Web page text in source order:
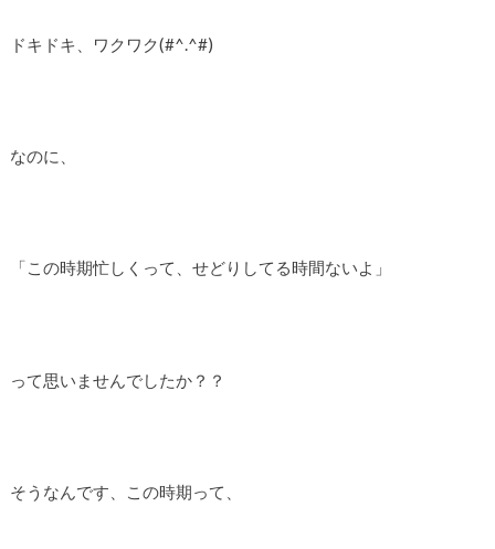
ドキドキ、ワクワク(#^.^#)
なのに、
「この時期忙しくって、せどりしてる時間ないよ」
って思いませんでしたか？？
そうなんです、この時期って、